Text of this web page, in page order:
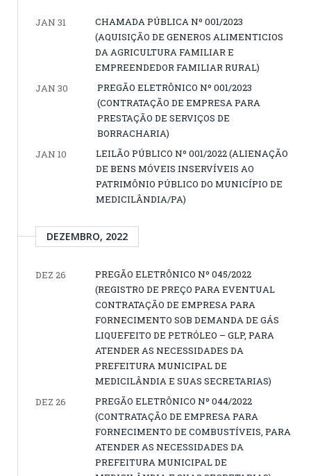
JAN 31
CHAMADA PÚBLICA Nº 001/2023
(AQUISIÇÃO DE GENEROS ALIMENTICIOS
DA AGRICULTURA FAMILIAR E
EMPREENDEDOR FAMILIAR RURAL)
JAN 30
PREGÃO ELETRÔNICO Nº 001/2023
(CONTRATAÇÃO DE EMPRESA PARA
PRESTAÇÃO DE SERVIÇOS DE
BORRACHARIA)
JAN 10
LEILÃO PÚBLICO Nº 001/2022 (ALIENAÇÃO
DE BENS MÓVEIS INSERVÍVEIS AO
PATRIMÔNIO PÚBLICO DO MUNICÍPIO DE
MEDICILÂNDIA/PA)
DEZEMBRO, 2022
DEZ 26
PREGÃO ELETRÔNICO Nº 045/2022
(REGISTRO DE PREÇO PARA EVENTUAL
CONTRATAÇÃO DE EMPRESA PARA
FORNECIMENTO SOB DEMANDA DE GÁS
LIQUEFEITO DE PETRÓLEO – GLP, PARA
ATENDER AS NECESSIDADES DA
PREFEITURA MUNICIPAL DE
MEDICILÂNDIA E SUAS SECRETARIAS)
DEZ 26
PREGÃO ELETRÔNICO Nº 044/2022
(CONTRATAÇÃO DE EMPRESA PARA
FORNECIMENTO DE COMBUSTÍVEIS, PARA
ATENDER AS NECESSIDADES DA
PREFEITURA MUNICIPAL DE